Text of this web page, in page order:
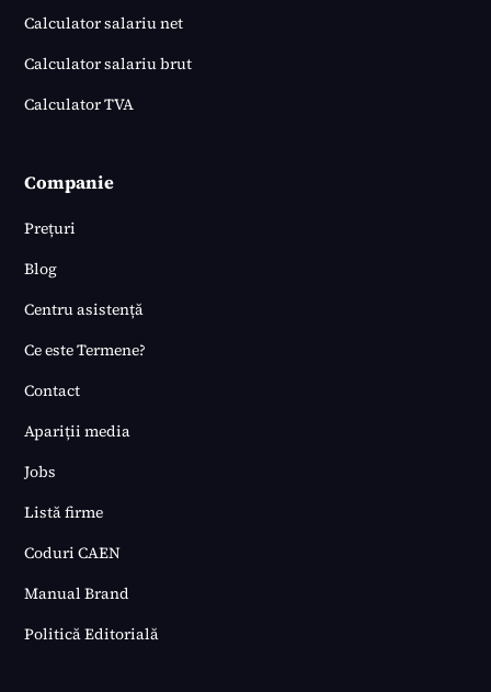
Calculator salariu net
Calculator salariu brut
Calculator TVA
Companie
Prețuri
Blog
Centru asistență
Ce este Termene?
Contact
Apariții media
Jobs
Listă firme
Coduri CAEN
Manual Brand
Politică Editorială